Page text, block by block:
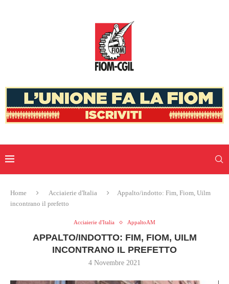
Home Acciaierie d'Italia
Appalto/indotto: Fim, Fiom, Uilm
incontrano il prefetto
Acciaierie d'Italia AppaltoAM
APPALTO/INDOTTO: FIM, FIOM, UILM
INCONTRANO IL PREFETTO
4 Novembre 2021